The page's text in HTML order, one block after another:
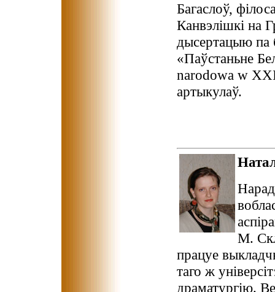
Багаслоў,
Канвэлішкі на
дысертацыю па
«Паўстаньне
narodowa w
артыкулаў.
М.
працуе
таго ж
драматургію.